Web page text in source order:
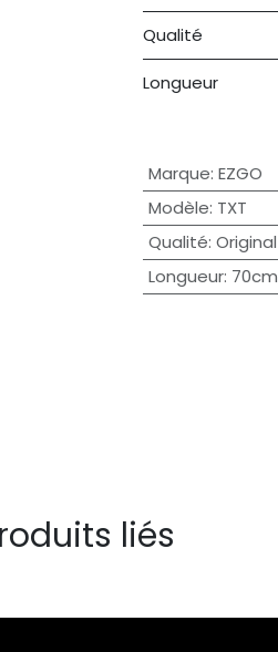
Qualité
Longueur
Marque: EZGO
Modèle: TXT
Qualité: Original
Longueur: 70cm
liés